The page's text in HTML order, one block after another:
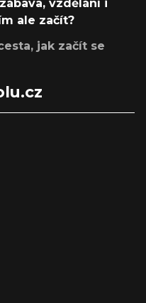
vzdělání i
ale začít?
jak začít se